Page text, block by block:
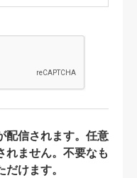
配信されます。任意
れません。不要なも
けます。